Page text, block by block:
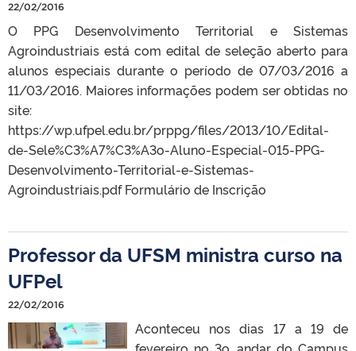
22/02/2016
O PPG Desenvolvimento Territorial e Sistemas
Agroindustriais está com edital de seleção aberto para
alunos especiais durante o período de 07/03/2016 a
11/03/2016. Maiores informações podem ser obtidas no
site:
https://wp.ufpel.edu.br/prppg/files/2013/10/Edital-
de-Sele%C3%A7%C3%A3o-Aluno-Especial-015-PPG-
Desenvolvimento-Territorial-e-Sistemas-
Agroindustriais.pdf Formulário de Inscrição
Professor da UFSM ministra curso na
UFPel
22/02/2016
Aconteceu nos dias 17 a 19 de
fevereiro no 3o. andar do Campus